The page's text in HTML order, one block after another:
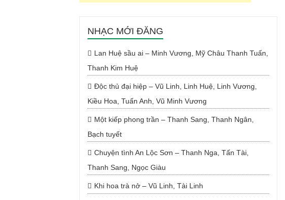
NHẠC MỚI ĐĂNG
Lan Huệ sầu ai – Minh Vương, Mỹ Châu Thanh Tuấn,
Thanh Kim Huệ
Độc thủ đại hiệp – Vũ Linh, Linh Huệ, Linh Vương,
Kiều Hoa, Tuấn Anh, Vũ Minh Vương
Một kiếp phong trần – Thanh Sang, Thanh Ngân,
Bạch tuyết
Chuyện tình An Lộc Sơn – Thanh Nga, Tấn Tài,
Thanh Sang, Ngọc Giàu
Khi hoa trà nở – Vũ Linh, Tài Linh